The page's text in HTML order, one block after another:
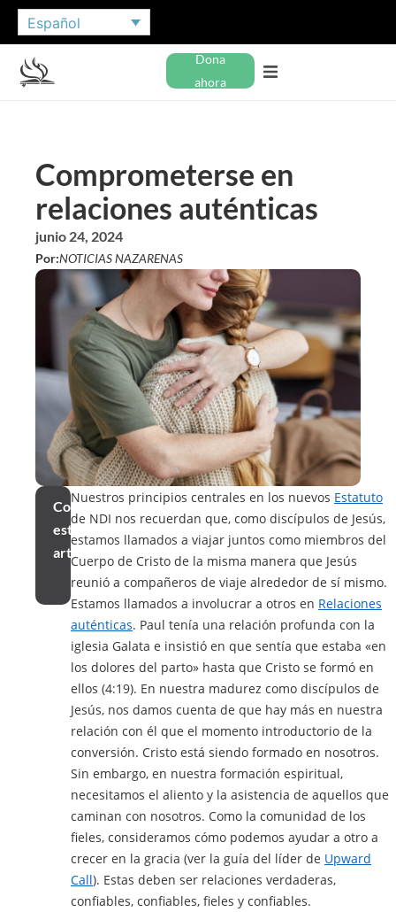
Español
Dona
ahora
Comprometerse en
relaciones auténticas
junio 24, 2024
Por:NOTICIAS NAZARENAS
Compartir
este
artículo
Nuestros principios centrales en los nuevos Estatuto
de NDI nos recuerdan que, como discípulos de Jesús,
estamos llamados a viajar juntos como miembros del
Cuerpo de Cristo de la misma manera que Jesús
reunió a compañeros de viaje alrededor de sí mismo.
Estamos llamados a involucrar a otros en Relaciones
auténticas. Paul tenía una relación profunda con la
iglesia Galata e insistió en que sentía que estaba «en
los dolores del parto» hasta que Cristo se formó en
ellos (4:19). En nuestra madurez como discípulos de
Jesús, nos damos cuenta de que hay más en nuestra
relación con él que el momento introductorio de la
conversión. Cristo está siendo formado en nosotros.
Sin embargo, en nuestra formación espiritual,
necesitamos el aliento y la asistencia de aquellos que
caminan con nosotros. Como la comunidad de los
fieles, consideramos cómo podemos ayudar a otro a
crecer en la gracia (ver la guía del líder de Upward
Call). Estas deben ser relaciones verdaderas,
confiables, confiables, fieles y confiables.